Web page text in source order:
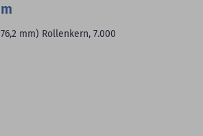
mm) Rollenkern, 7.000